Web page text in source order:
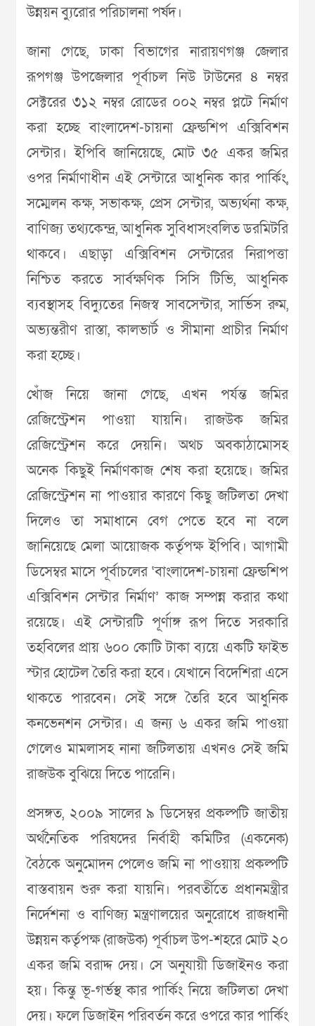
উন্নয়ন ব্যুরোর পরিচালনা পর্ষদ।
জানা গেছে, ঢাকা বিভাগের নারায়ণগঞ্জ জেলার
রূপগঞ্জ উপজেলার পূর্বাচল নিউ টাউনের ৪ নম্বর
সেক্টরের ৩১২ নম্বর রোডের ০০২ নম্বর প্লটে নির্মাণ
করা হচ্ছে বাংলাদেশ-চায়না ফ্রেন্ডশিপ এক্সিবিশন
সেন্টার। ইপিবি জানিয়েছে, মোট ৩৫ একর জমির
ওপর নির্মাণাধীন এই সেন্টারে আধুনিক কার পার্কিং,
সম্মেলন কক্ষ, সভাকক্ষ, প্রেস সেন্টার, অভ্যর্থনা কক্ষ,
বাণিজ্য তথ্যকেন্দ্র, আধুনিক সুবিধাসংবলিত ডরমিটরি
থাকবে। এছাড়া এক্সিবিশন সেন্টারের নিরাপত্তা
নিশ্চিত করতে সার্বক্ষণিক সিসি টিভি, আধুনিক
ব্যবস্থাসহ বিদ্যুতের নিজস্ব সাবসেন্টার, সার্ভিস রুম,
অভ্যন্তরীণ রাস্তা, কালভার্ট ও সীমানা প্রাচীর নির্মাণ
করা হচ্ছে।
খোঁজ নিয়ে জানা গেছে, এখন পর্যন্ত জমির
রেজিস্ট্রেশন পাওয়া যায়নি। রাজউক জমির
রেজিস্ট্রেশন করে দেয়নি। অথচ অবকাঠামোসহ
অনেক কিছুই নির্মাণকাজ শেষ করা হয়েছে। জমির
রেজিস্ট্রেশন না পাওয়ার কারণে কিছু জটিলতা দেখা
দিলেও তা সমাধানে বেগ পেতে হবে না বলে
জানিয়েছে মেলা আয়োজক কর্তৃপক্ষ ইপিবি। আগামী
ডিসেম্বর মাসে পূর্বাচলের ‘বাংলাদেশ-চায়না ফ্রেন্ডশিপ
এক্সিবিশন সেন্টার নির্মাণ’ কাজ সম্পন্ন করার কথা
রয়েছে। এই সেন্টারটি পূর্ণাঙ্গ রূপ দিতে সরকারি
তহবিলের প্রায় ৬০০ কোটি টাকা ব্যয়ে একটি ফাইভ
স্টার হোটেল তৈরি করা হবে। যেখানে বিদেশিরা এসে
থাকতে পারবেন। সেই সঙ্গে তৈরি হবে আধুনিক
কনভেনশন সেন্টার। এ জন্য ৬ একর জমি পাওয়া
গেলেও মামলাসহ নানা জটিলতায় এখনও সেই জমি
রাজউক বুঝিয়ে দিতে পারেনি।
প্রসঙ্গত, ২০০৯ সালের ৯ ডিসেম্বর প্রকল্পটি জাতীয়
অর্থনৈতিক পরিষদের নির্বাহী কমিটির (একনেক)
বৈঠকে অনুমোদন পেলেও জমি না পাওয়ায় প্রকল্পটি
বাস্তবায়ন শুরু করা যায়নি। পরবর্তীতে প্রধানমন্ত্রীর
নির্দেশনা ও বাণিজ্য মন্ত্রণালয়ের অনুরোধে রাজধানী
উন্নয়ন কর্তৃপক্ষ (রাজউক) পূর্বাচল উপ-শহরে মোট ২০
একর জমি বরাদ্দ দেয়। সে অনুযায়ী ডিজাইনও করা
হয়। কিন্তু ভূ-গর্ভস্থ কার পার্কিং নিয়ে জটিলতা দেখা
দেয়। ফলে ডিজাইন পরিবর্তন করে ওপরে কার পার্কিং